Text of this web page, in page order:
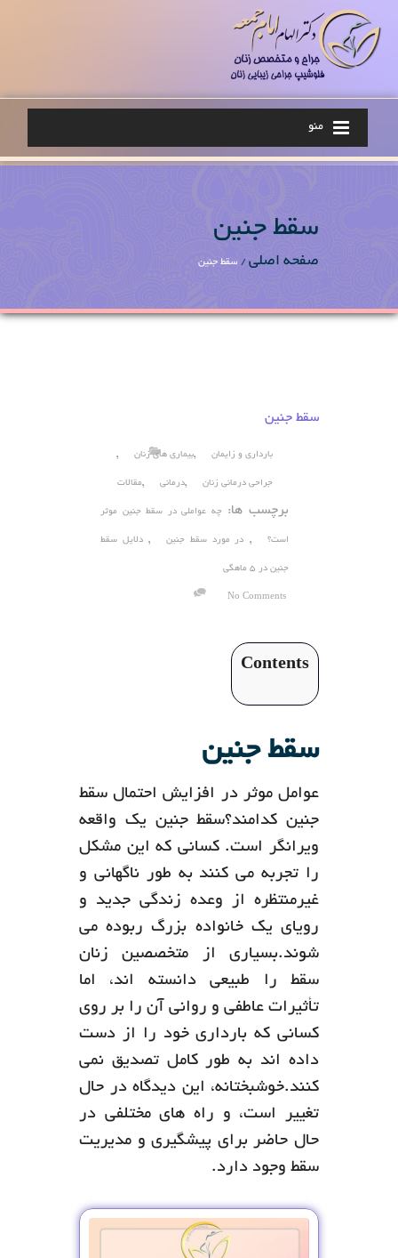
منو
سقط جنین
صفحه اصلی / سقط جنین
سقط جنین
بارداری و زایمان ,بیماری های زنان ,
جراحی درمانی زنان ,درمانی ,مقالات
برچسب ها: چه عواملی در سقط جنین موثر
است؟ , در مورد سقط جنین ,دلایل سقط
جنین در 5 ماهگی
No Comments
Contents
سقط جنین
عوامل موثر در افزایش احتمال سقط
جنین کدامند؟سقط جنین یک واقعه
ویرانگر است. کسانی که این مشکل
را تجربه می کنند به طور ناگهانی و
غیرمنتظره از وعده زندگی جدید و
رویای یک خانواده بزرگ ربوده می
شوند.بسیاری از متخصصین زنان
سقط را طبیعی دانسته اند، اما
تأثیرات عاطفی و روانی آن را بر روی
کسانی که بارداری خود را از دست
داده اند به طور کامل تصدیق نمی
کنند.خوشبختانه، این دیدگاه در حال
تغییر است، و راه های مختلفی در
حال حاضر برای پیشگیری و مدیریت
سقط وجود دارد.